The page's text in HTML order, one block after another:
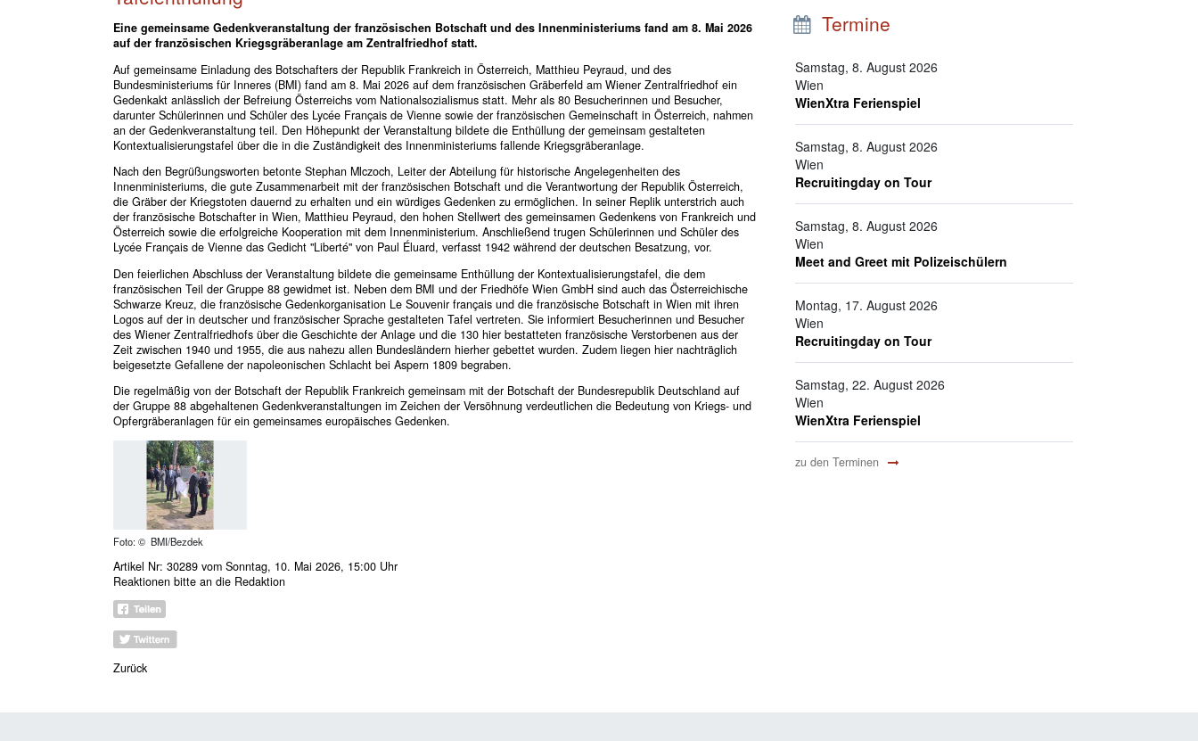
Eine gemeinsame Gedenkveranstaltung der französischen Botschaft und des Innenministeriums fand am 8. Mai 2026
auf der französischen Kriegsgräberanlage am Zentralfriedhof statt.
Auf gemeinsame Einladung des Botschafters der Republik Frankreich in Österreich, Matthieu Peyraud, und des
Bundesministeriums für Inneres (BMI) fand am 8. Mai 2026 auf dem französischen Gräberfeld am Wiener Zentralfriedhof ein
Gedenkakt anlässlich der Befreiung Österreichs vom Nationalsozialismus statt. Mehr als 80 Besucherinnen und Besucher,
darunter Schülerinnen und Schüler des Lycée Français de Vienne sowie der französischen Gemeinschaft in Österreich, nahmen
an der Gedenkveranstaltung teil. Den Höhepunkt der Veranstaltung bildete die Enthüllung der gemeinsam gestalteten
Kontextualisierungstafel über die in die Zuständigkeit des Innenministeriums fallende Kriegsgräberanlage.
Nach den Begrüßungsworten betonte Stephan Mlczoch, Leiter der Abteilung für historische Angelegenheiten des
Innenministeriums, die gute Zusammenarbeit mit der französischen Botschaft und die Verantwortung der Republik Österreich,
die Gräber der Kriegstoten dauernd zu erhalten und ein würdiges Gedenken zu ermöglichen. In seiner Replik unterstrich auch
der französische Botschafter in Wien, Matthieu Peyraud, den hohen Stellwert des gemeinsamen Gedenkens von Frankreich und
Österreich sowie die erfolgreiche Kooperation mit dem Innenministerium. Anschließend trugen Schülerinnen und Schüler des
Lycée Français de Vienne das Gedicht "Liberté" von Paul Éluard, verfasst 1942 während der deutschen Besatzung, vor.
Den feierlichen Abschluss der Veranstaltung bildete die gemeinsame Enthüllung der Kontextualisierungstafel, die dem
französischen Teil der Gruppe 88 gewidmet ist. Neben dem BMI und der Friedhöfe Wien GmbH sind auch das Österreichische
Schwarze Kreuz, die französische Gedenkorganisation Le Souvenir français und die französische Botschaft in Wien mit ihren
Logos auf der in deutscher und französischer Sprache gestalteten Tafel vertreten. Sie informiert Besucherinnen und Besucher
des Wiener Zentralfriedhofs über die Geschichte der Anlage und die 130 hier bestatteten französische Verstorbenen aus der
Zeit zwischen 1940 und 1955, die aus nahezu allen Bundesländern hierher gebettet wurden. Zudem liegen hier nachträglich
beigesetzte Gefallene der napoleonischen Schlacht bei Aspern 1809 begraben.
Die regelmäßig von der Botschaft der Republik Frankreich gemeinsam mit der Botschaft der Bundesrepublik Deutschland auf
der Gruppe 88 abgehaltenen Gedenkveranstaltungen im Zeichen der Versöhnung verdeutlichen die Bedeutung von Kriegs- und
Opfergräberanlagen für ein gemeinsames europäisches Gedenken.
Foto: © BMI/Bezdek
Artikel Nr: 30289 vom Sonntag, 10. Mai 2026, 15:00 Uhr
Reaktionen bitte an die Redaktion
Zurück
Termine
Samstag, 8. August 2026
Wien
WienXtra Ferienspiel
Samstag, 8. August 2026
Wien
Recruitingday on Tour
Samstag, 8. August 2026
Wien
Meet and Greet mit Polizeischülern
Montag, 17. August 2026
Wien
Recruitingday on Tour
Samstag, 22. August 2026
Wien
WienXtra Ferienspiel
zu den Terminen